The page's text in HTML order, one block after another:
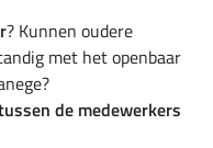
? Kunnen oudere
met het openbaar
de medewerkers